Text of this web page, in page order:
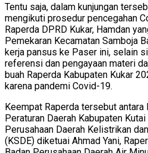
Tentu saja, dalam kunjungan
mengikuti prosedur pencegahan
Raperda DPRD Kukar, Hamdan
Pemekaran Kecamatan Samboja
kerja pansus ke Paser ini, selain
referensi dan pengayaan materi
buah Raperda Kabupaten Kukar
karena pandemi Covid-19.
Keempat Raperda tersebut
Peraturan Daerah Kabupaten
Perusahaan Daerah Kelistrikan
(KSDE) diketuai Ahmad Yani,